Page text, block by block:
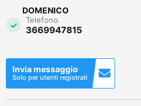
DOMENICO
Telefono
3669947815
Invia messaggio
Solo per utenti registrati